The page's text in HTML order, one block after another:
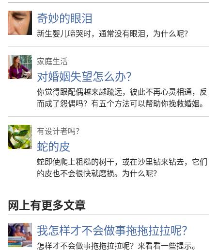
奇妙的眼泪
新生婴儿啼哭时，通常没有眼泪，为什么呢？
家庭生活
对婚姻失望怎么办？
你觉得跟配偶越来越疏远，彼此不再心灵相通，反
而成了怨偶吗？有五个方法可以帮助你挽救婚姻。
有设计者吗？
蛇的皮
蛇即使爬上粗糙的树干，或在沙里钻来钻去，它们
的皮也不会很快就磨损。为什么呢？
网上有更多文章
我怎样才不会做事拖拖拉拉呢？
怎样才不会做事拖拖拉拉呢？来看看一些提示。